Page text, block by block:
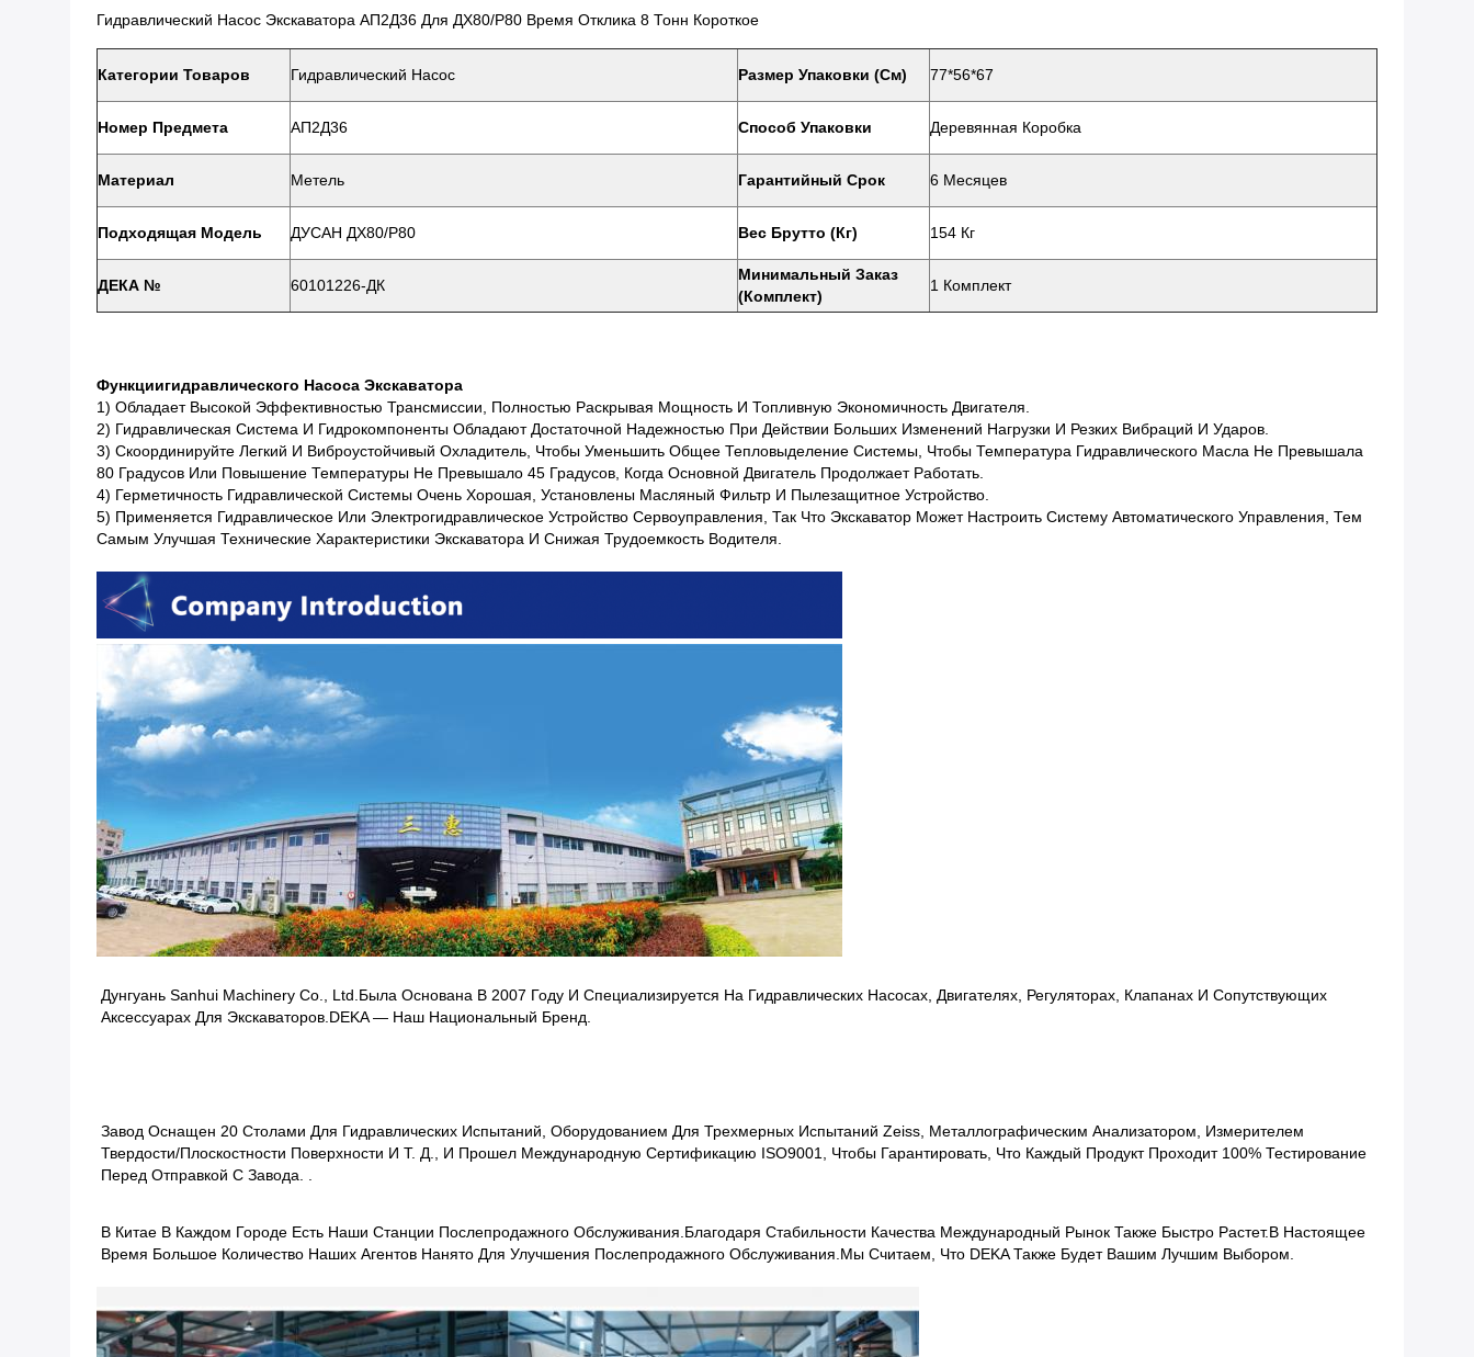
Гидравлический Насос Экскаватора АП2Д36 Для ДХ80/Р80 Время Отклика 8 Тонн Короткое
Категории Товаров Гидравлический Насос Размер Упаковки (см) 77*56*67
Номер Предмета АП2Д36 Способ Упаковки Деревянная Коробка
Материал Метель Гарантийный Срок 6 Месяцев
Подходящая Модель ДУСАН ДХ80/Р80 Вес Брутто (кг) 154 Кг
ДЕКА № 60101226-ДК
Минимальный Заказ
(комплект)
1 Комплект
ФункцииГидравлического Насоса Экскаватора
1) Обладает Высокой Эффективностью Трансмиссии, Полностью Раскрывая Мощность И Топливную Экономичность Двигателя.
2) Гидравлическая Система И Гидрокомпоненты Обладают Достаточной Надежностью При Действии Больших Изменений Нагрузки И Резких Вибраций И Ударов.
3) Скоординируйте Легкий И Виброустойчивый Охладитель, Чтобы Уменьшить Общее Тепловыделение Системы, Чтобы Температура Гидравлического Масла Не Превышала
80 Градусов Или Повышение Температуры Не Превышало 45 Градусов, Когда Основной Двигатель Продолжает Работать.
4) Герметичность Гидравлической Системы Очень Хорошая, Установлены Масляный Фильтр И Пылезащитное Устройство.
5) Применяется Гидравлическое Или Электрогидравлическое Устройство Сервоуправления, Так Что Экскаватор Может Настроить Систему Автоматического Управления, Тем
Самым Улучшая Технические Характеристики Экскаватора И Снижая Трудоемкость Водителя.
Дунгуань Sanhui Machinery Co., Ltd.была Основана В 2007 Году И Специализируется На Гидравлических Насосах, Двигателях, Регуляторах, Клапанах И Сопутствующих
Аксессуарах Для Экскаваторов.DEKA — Наш Национальный Бренд.
Завод Оснащен 20 Столами Для Гидравлических Испытаний, Оборудованием Для Трехмерных Испытаний Zeiss, Металлографическим Анализатором, Измерителем
Твердости/плоскостности Поверхности И Т. Д., И Прошел Международную Сертификацию ISO9001, Чтобы Гарантировать, Что Каждый Продукт Проходит 100% Тестирование
Перед Отправкой С Завода. .
В Китае В Каждом Городе Есть Наши Станции Послепродажного Обслуживания.Благодаря Стабильности Качества Международный Рынок Также Быстро Растет.В Настоящее
Время Большое Количество Наших Агентов Нанято Для Улучшения Послепродажного Обслуживания.Мы Считаем, Что DEKA Также Будет Вашим Лучшим Выбором.